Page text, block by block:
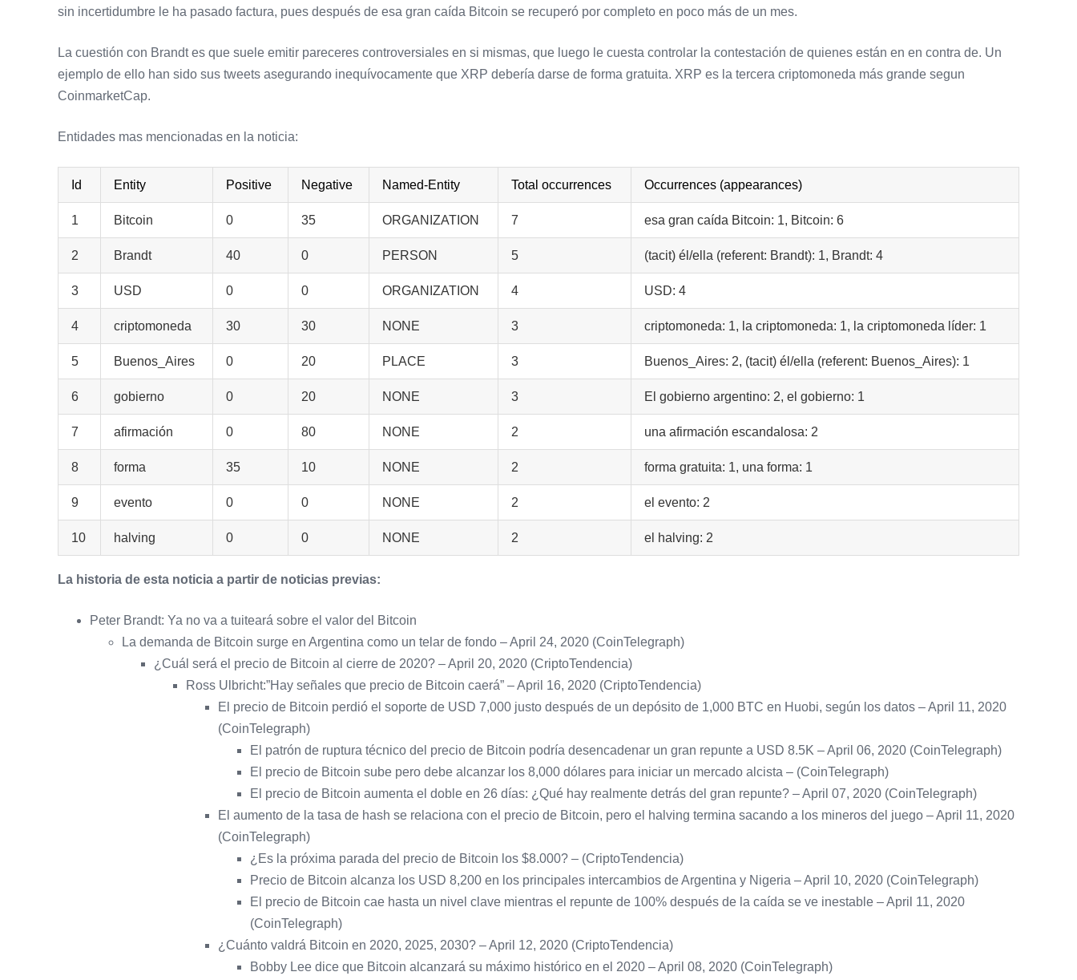
sin incertidumbre le ha pasado factura, pues después de esa gran caída Bitcoin se recuperó por completo en poco más de un mes.
La cuestión con Brandt es que suele emitir pareceres controversiales en si mismas, que luego le cuesta controlar la contestación de quienes están en en contra de. Un
ejemplo de ello han sido sus tweets asegurando inequívocamente que XRP debería darse de forma gratuita. XRP es la tercera criptomoneda más grande segun
CoinmarketCap.
Entidades mas mencionadas en la noticia:
Id Entity Positive Negative Named-Entity Total occurrences Occurrences (appearances)
1 Bitcoin 0 35 ORGANIZATION 7 esa gran caída Bitcoin: 1, Bitcoin: 6
2 Brandt 40 0 PERSON 5 (tacit) él/ella (referent: Brandt): 1, Brandt: 4
3 USD 0 0 ORGANIZATION 4 USD: 4
4 criptomoneda 30 30 NONE 3 criptomoneda: 1, la criptomoneda: 1, la criptomoneda líder: 1
5 Buenos_Aires 0 20 PLACE 3 Buenos_Aires: 2, (tacit) él/ella (referent: Buenos_Aires): 1
6 gobierno 0 20 NONE 3 El gobierno argentino: 2, el gobierno: 1
7 afirmación 0 80 NONE 2 una afirmación escandalosa: 2
8 forma 35 10 NONE 2 forma gratuita: 1, una forma: 1
9 evento 0 0 NONE 2 el evento: 2
10 halving 0 0 NONE 2 el halving: 2
La historia de esta noticia a partir de noticias previas:
Peter Brandt: Ya no va a tuiteará sobre el valor del Bitcoin
La demanda de Bitcoin surge en Argentina como un telar de fondo – April 24, 2020 (CoinTelegraph)
¿Cuál será el precio de Bitcoin al cierre de 2020? – April 20, 2020 (CriptoTendencia)
Ross Ulbricht:”Hay señales que precio de Bitcoin caerá” – April 16, 2020 (CriptoTendencia)
El precio de Bitcoin perdió el soporte de USD 7,000 justo después de un depósito de 1,000 BTC en Huobi, según los datos – April 11, 2020
(CoinTelegraph)
El patrón de ruptura técnico del precio de Bitcoin podría desencadenar un gran repunte a USD 8.5K – April 06, 2020 (CoinTelegraph)
El precio de Bitcoin sube pero debe alcanzar los 8,000 dólares para iniciar un mercado alcista – (CoinTelegraph)
El precio de Bitcoin aumenta el doble en 26 días: ¿Qué hay realmente detrás del gran repunte? – April 07, 2020 (CoinTelegraph)
El aumento de la tasa de hash se relaciona con el precio de Bitcoin, pero el halving termina sacando a los mineros del juego – April 11, 2020
(CoinTelegraph)
¿Es la próxima parada del precio de Bitcoin los $8.000? – (CriptoTendencia)
Precio de Bitcoin alcanza los USD 8,200 en los principales intercambios de Argentina y Nigeria – April 10, 2020 (CoinTelegraph)
El precio de Bitcoin cae hasta un nivel clave mientras el repunte de 100% después de la caída se ve inestable – April 11, 2020
(CoinTelegraph)
¿Cuánto valdrá Bitcoin en 2020, 2025, 2030? – April 12, 2020 (CriptoTendencia)
Bobby Lee dice que Bitcoin alcanzará su máximo histórico en el 2020 – April 08, 2020 (CoinTelegraph)